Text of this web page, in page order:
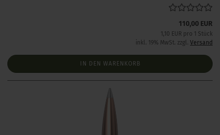
110,00 EUR
1,10 EUR pro 1 Stück
inkl. 19% MwSt. zzgl. Versand
IN DEN WARENKORB